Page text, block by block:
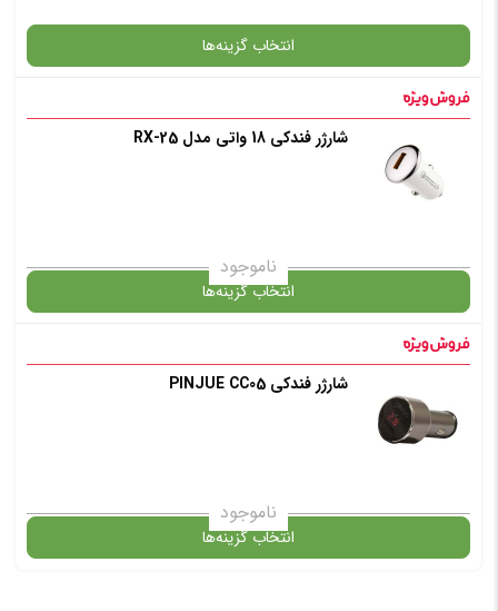
✧ چت با پشتیبان واتس آپ
انتخاب گزینه‌ها
گارانتی
✧ چت با پشتیبان واتس آپ
شارژر فندکی 18 واتی مدل RX-25
ناموجود
انتخاب گزینه‌ها
✧ چت با پشتیبان واتس آپ
شارژر فندکی PINJUE CC05
ناموجود
انتخاب گزینه‌ها